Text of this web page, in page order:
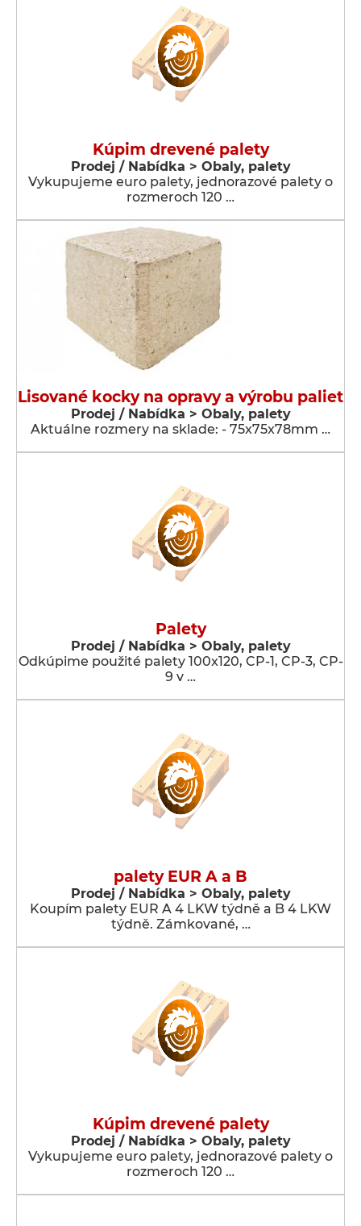
Kúpim drevené palety
Prodej / Nabídka > Obaly, palety
Vykupujeme euro palety, jednorazové palety o
rozmeroch 120 …
Lisované kocky na opravy a výrobu paliet
Prodej / Nabídka > Obaly, palety
Aktuálne rozmery na sklade: - 75x75x78mm …
Palety
Prodej / Nabídka > Obaly, palety
Odkúpime použité palety 100x120, CP-1, CP-3, CP-
9 v …
palety EUR A a B
Prodej / Nabídka > Obaly, palety
Koupím palety EUR A 4 LKW týdně a B 4 LKW
týdně. Zámkované, …
Kúpim drevené palety
Prodej / Nabídka > Obaly, palety
Vykupujeme euro palety, jednorazové palety o
rozmeroch 120 …